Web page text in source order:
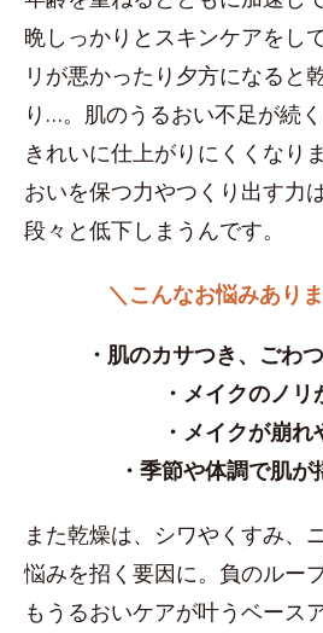
晩しっかりとスキンケアをし
リが悪かったり夕方になると
り…。肌のうるおい不足が続
きれいに仕上がりにくくなり
おいを保つ力やつくり出す力
段々と低下しまうんです。
＼こんなお悩みあり
・肌のカサつき、ごわ
・メイクのノリ
・メイクが崩れ
・季節や体調で肌が
また乾燥は、シワやくすみ、
悩みを招く要因に。負のルー
もうるおいケアが叶うベース